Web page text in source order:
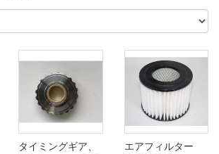
タイミングギア、
エアフィルター